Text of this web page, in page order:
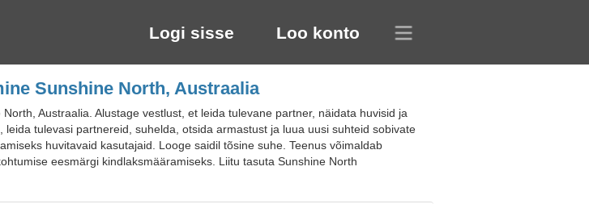
Logi sisse Loo konto
Sunshine North, Austraalia
Austraalia. Alustage vestlust, et leida tulevane partner, näidata huvisid ja
tulevasi partnereid, suhelda, otsida armastust ja luua uusi suhteid sobivate
huvitavaid kasutajaid. Looge saidil tõsine suhe. Teenus võimaldab
eesmärgi kindlaksmääramiseks. Liitu tasuta Sunshine North